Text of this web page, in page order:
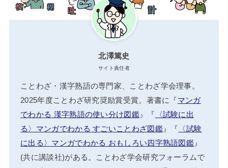
北澤篤史
サイト責任者
ことわざ・漢字熟語の専門家、ことわざ学会理事。
2025年度ことわざ研究奨励賞受賞。著書に『マンガ
でわかる 漢字熟語の使い分け図鑑』『 〈試験に出
る〉マンガでわかる すごいことわざ図鑑』『 〈試験
に出る〉マンガでわかる おもしろい四字熟語図鑑 』
(共に講談社)がある。ことわざ学会研究フォーラムで